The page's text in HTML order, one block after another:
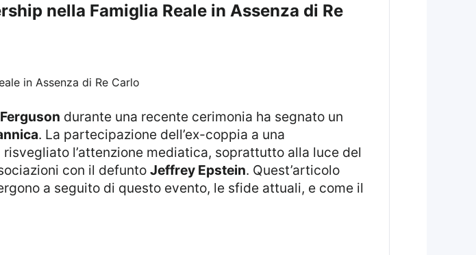
nella Famiglia Reale in Assenza di Re
durante una recente cerimonia ha segnato un
. La partecipazione dell’ex-coppia a una
risvegliato l’attenzione mediatica, soprattutto alla luce del
con il defunto Jeffrey Epstein. Quest’articolo
a seguito di questo evento, le sfide attuali, e come il